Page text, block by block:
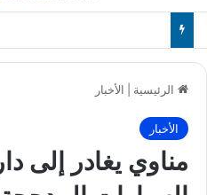
الرئيسية الأخبار
الأخبار
مناوي يغادر إلى